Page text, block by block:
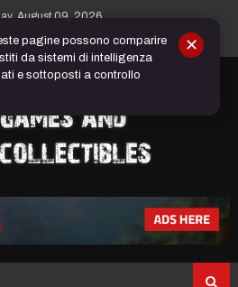
August 09, 2026
pagine possono comparire
da sistemi di intelligenza
e sottoposti a controllo
✕